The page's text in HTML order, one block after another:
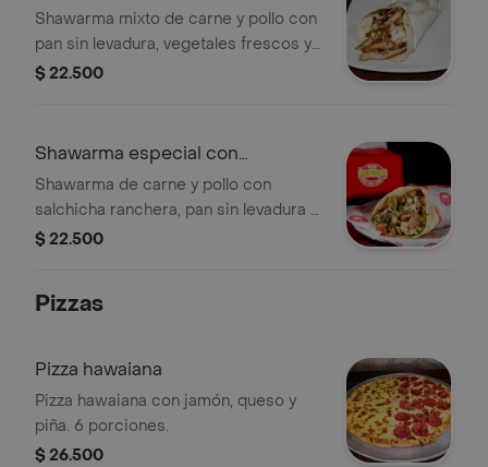
Shawarma mixto de carne y pollo con
pan sin levadura, vegetales frescos y
salsa de ajo.
$ 22.500
Shawarma especial con
salchicha
Shawarma de carne y pollo con
salchicha ranchera, pan sin levadura y
vegetales.
$ 22.500
Pizzas
Pizza hawaiana
Pizza hawaiana con jamón, queso y
piña. 6 porciones.
$ 26.500